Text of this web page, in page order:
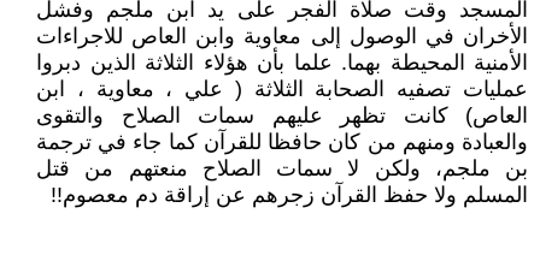
المسجد وقت صلاة الفجر على يد ابن ملجم وفشل
الأخران في الوصول إلى معاوية وابن العاص للاجراءات
الأمنية المحيطة بهما. علما بأن هؤلاء الثلاثة الذين دبروا
عمليات تصفيه الصحابة الثلاثة ( علي ، معاوية ، ابن
العاص) كانت تظهر عليهم سمات الصلاح والتقوى
والعبادة ومنهم من كان حافظا للقرآن كما جاء في ترجمة
بن ملجم، ولكن لا سمات الصلاح منعتهم من قتل
المسلم ولا حفظ القرآن زجرهم عن إراقة دم معصوم!!